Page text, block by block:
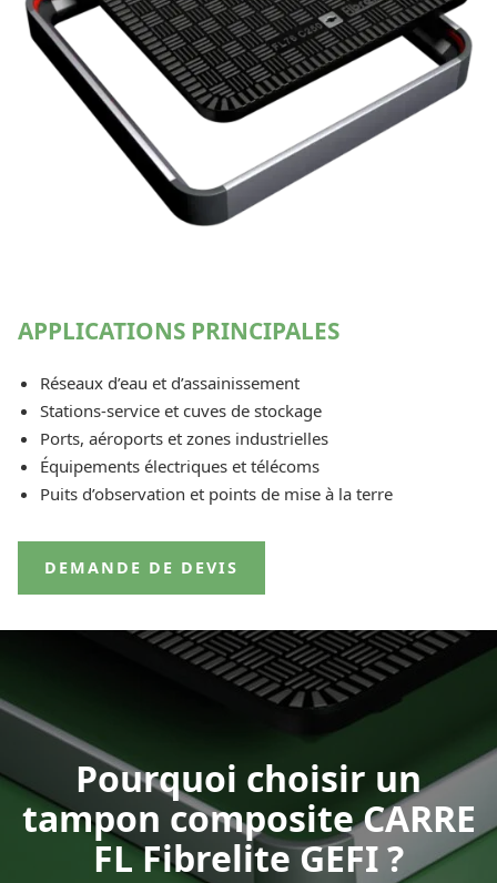
APPLICATIONS PRINCIPALES
Réseaux d’eau et d’assainissement
Stations-service et cuves de stockage
Ports, aéroports et zones industrielles
Équipements électriques et télécoms
Puits d’observation et points de mise à la terre
DEMANDE DE DEVIS
Pourquoi choisir un
tampon composite CARRE
FL Fibrelite GEFI ?